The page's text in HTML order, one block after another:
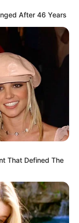
з порядку
After 46 Years
That Defined The